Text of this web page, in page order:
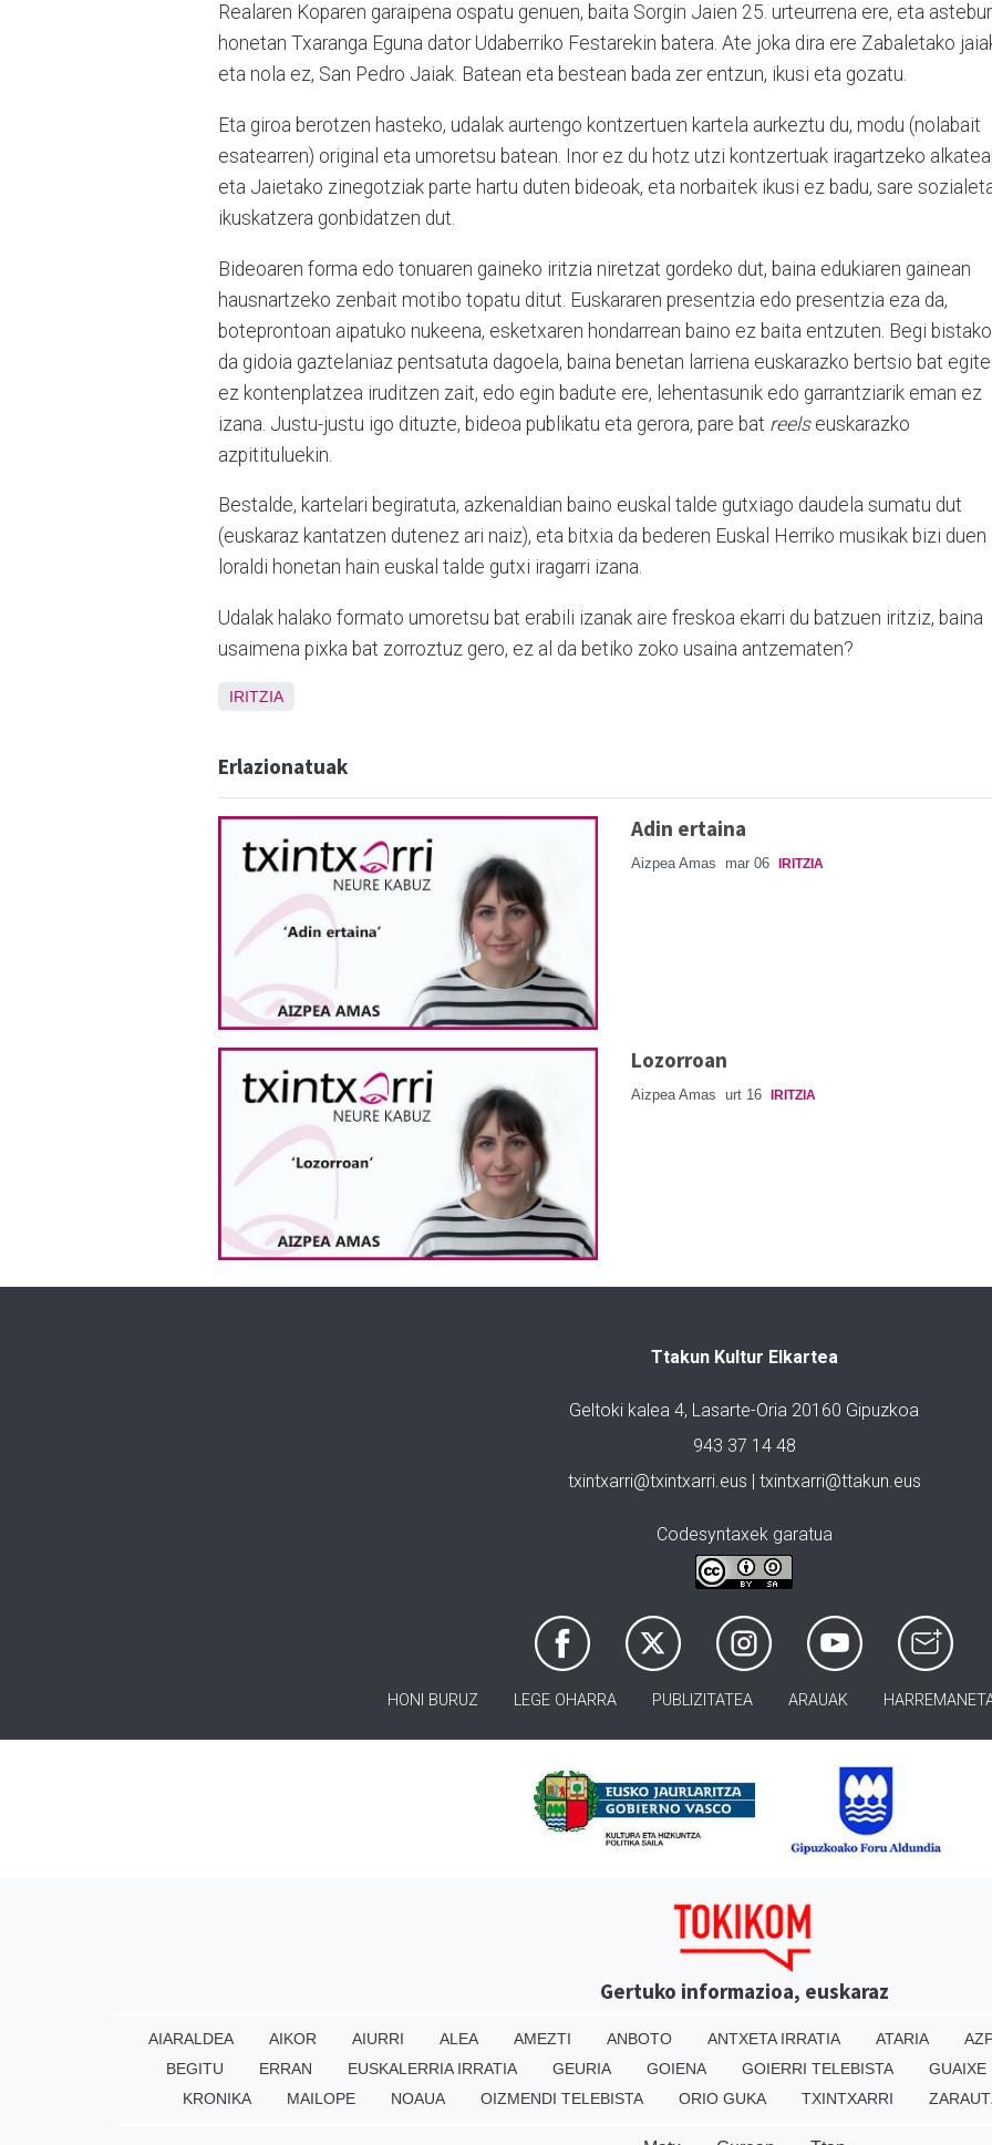
Realaren Koparen garaipena ospatu genuen, baita Sorgin Jaien 25. urteurrena ere, eta
honetan Txaranga Eguna dator Udaberriko Festarekin batera. Ate joka dira ere Zabaletako
eta nola ez, San Pedro Jaiak. Batean eta bestean bada zer entzun, ikusi eta gozatu.
Eta giroa berotzen hasteko, udalak aurtengo kontzertuen kartela aurkeztu du, modu (nolabait
esatearren) original eta umoretsu batean. Inor ez du hotz utzi kontzertuak iragartzeko
eta Jaietako zinegotziak parte hartu duten bideoak, eta norbaitek ikusi ez badu, sare
ikuskatzera gonbidatzen dut.
Bideoaren forma edo tonuaren gaineko iritzia niretzat gordeko dut, baina edukiaren gainean
hausnartzeko zenbait motibo topatu ditut. Euskararen presentzia edo presentzia eza da,
boteprontoan aipatuko nukeena, esketxaren hondarrean baino ez baita entzuten. Begi
da gidoia gaztelaniaz pentsatuta dagoela, baina benetan larriena euskarazko bertsio bat
ez kontenplatzea iruditzen zait, edo egin badute ere, lehentasunik edo garrantziarik eman ez
izana. Justu-justu igo dituzte, bideoa publikatu eta gerora, pare bat reelseuskarazko
azpitituluekin.
Bestalde, kartelari begiratuta, azkenaldian baino euskal talde gutxiago daudela sumatu dut
(euskaraz kantatzen dutenez ari naiz), eta bitxia da bederen Euskal Herriko musikak bizi duen
loraldi honetan hain euskal talde gutxi iragarri izana.
Udalak halako formato umoretsu bat erabili izanak aire freskoa ekarri du batzuen iritziz, baina
usaimena pixka bat zorroztuz gero, ez al da betiko zoko usaina antzematen?
IRITZIA
Erlazionatuak
Adin ertaina
Aizpea Amas mar 06 IRITZIA
Lozorroan
Aizpea Amas urt 16 IRITZIA
Ttakun Kultur Elkartea
Geltoki kalea 4, Lasarte-Oria 20160 Gipuzkoa
943 37 14 48
txintxarri@txintxarri.eus | txintxarri@ttakun.eus
Codesyntaxek garatua
HONI BURUZ LEGE OHARRA PUBLIZITATEA ARAUAK
Gertuko informazioa, euskaraz
AIARALDEA AIKOR AIURRI ALEA AMEZTI ANBOTO ANTXETA IRRATIA ATARIA
BEGITU
ERRAN EUSKALERRIA IRRATIA GEURIA GOIENA GOIERRI TELEBISTA GUAIXE
KRONIKA
MAILOPE NOAUA OIZMENDI TELEBISTA ORIO GUKA TXINTXARRI